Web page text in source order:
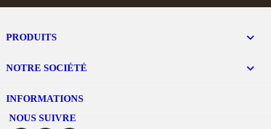
PRODUITS 
NOTRE SOCIÉTÉ 
INFORMATIONS
NOUS SUIVRE